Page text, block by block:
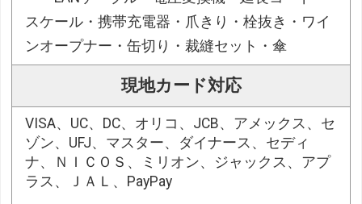
スケール・携帯充電器・爪きり・栓抜き・ワイ
ンオープナー・缶切り・裁縫セット・傘
現地カード対応
VISA、UC、DC、オリコ、JCB、アメックス、セ
ゾン、UFJ、マスター、ダイナース、セディ
ナ、ＮＩＣＯＳ、ミリオン、ジャックス、アプ
ラス、ＪＡＬ、PayPay